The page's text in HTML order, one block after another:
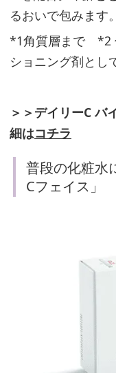
るおいで包みます。
*1角質層まで *2
ショニング剤とし
＞＞デイリーC バ
細はコチラ
普段の化粧水
Cフェイス」